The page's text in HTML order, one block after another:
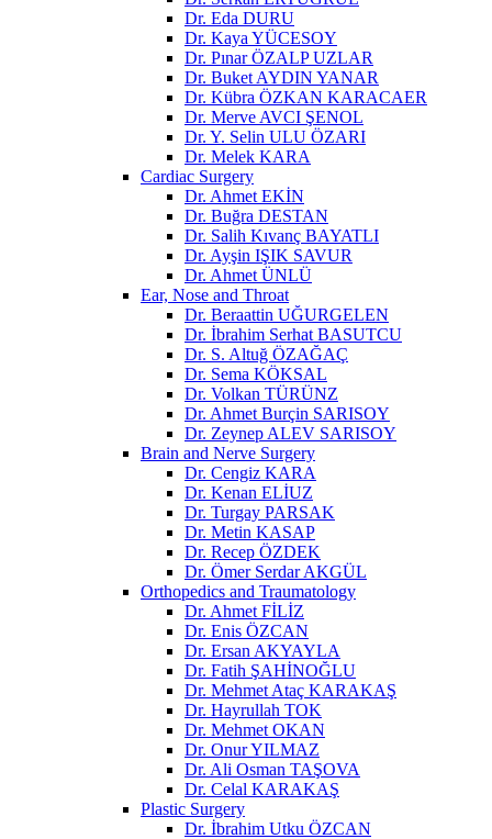
Dr. Eda DURU
Dr. Kaya YÜCESOY
Dr. Pınar ÖZALP UZLAR
Dr. Buket AYDIN YANAR
Dr. Kübra ÖZKAN KARACAER
Dr. Merve AVCI ŞENOL
Dr. Y. Selin ULU ÖZARI
Dr. Melek KARA
Cardiac Surgery
Dr. Ahmet EKİN
Dr. Buğra DESTAN
Dr. Salih Kıvanç BAYATLI
Dr. Ayşin IŞIK SAVUR
Dr. Ahmet ÜNLÜ
Ear, Nose and Throat
Dr. Beraattin UĞURGELEN
Dr. İbrahim Serhat BASUTCU
Dr. S. Altuğ ÖZAĞAÇ
Dr. Sema KÖKSAL
Dr. Volkan TÜRÜNZ
Dr. Ahmet Burçin SARISOY
Dr. Zeynep ALEV SARISOY
Brain and Nerve Surgery
Dr. Cengiz KARA
Dr. Kenan ELİUZ
Dr. Turgay PARSAK
Dr. Metin KASAP
Dr. Recep ÖZDEK
Dr. Ömer Serdar AKGÜL
Orthopedics and Traumatology
Dr. Ahmet FİLİZ
Dr. Enis ÖZCAN
Dr. Ersan AKYAYLA
Dr. Fatih ŞAHİNOĞLU
Dr. Mehmet Ataç KARAKAŞ
Dr. Hayrullah TOK
Dr. Mehmet OKAN
Dr. Onur YILMAZ
Dr. Ali Osman TAŞOVA
Dr. Celal KARAKAŞ
Plastic Surgery
Dr. İbrahim Utku ÖZCAN